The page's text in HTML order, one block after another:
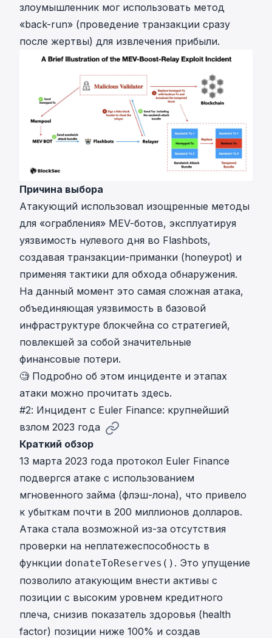
злоумышленник мог использовать метод
«back-run» (проведение транзакции сразу
после жертвы) для извлечения прибыли.
Причина выбора
Атакующий использовал изощренные методы
для «ограбления» MEV-ботов, эксплуатируя
уязвимость нулевого дня во Flashbots,
создавая транзакции-приманки (honeypot) и
применяя тактики для обхода обнаружения.
На данный момент это самая сложная атака,
объединяющая уязвимость в базовой
инфраструктуре блокчейна со стратегией,
повлекшей за собой значительные
финансовые потери.
🧐 Подробно об этом инциденте и этапах
атаки можно прочитать здесь.
#2: Инцидент с Euler Finance: крупнейший
взлом 2023 года
Краткий обзор
13 марта 2023 года протокол Euler Finance
подвергся атаке с использованием
мгновенного займа (флэш-лона), что привело
к убыткам почти в 200 миллионов долларов.
Атака стала возможной из-за отсутствия
проверки на неплатежеспособность в
функции donateToReserves() . Это упущение
позволило атакующим внести активы с
позиции с высоким уровнем кредитного
плеча, снизив показатель здоровья (health
factor) позиции ниже 100% и создав